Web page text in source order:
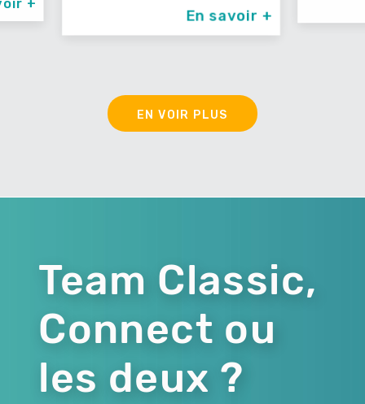
En savoir +
En savoir +
EN VOIR PLUS
Team Classic,
Connect ou
les deux ?